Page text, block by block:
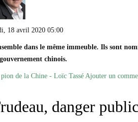
18 avril 2020 05:00
dans le même immeuble. Ils sont
chinois.
de la Chine - Loïc Tassé Ajouter un
danger